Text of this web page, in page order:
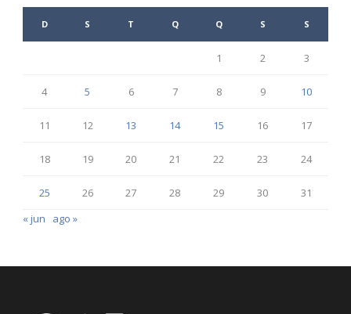
D S T Q Q S S
1 2 3
4 5 6 7 8 9 10
11 12 13 14 15 16 17
18 19 20 21 22 23 24
25 26 27 28 29 30
31
« jun
ago »